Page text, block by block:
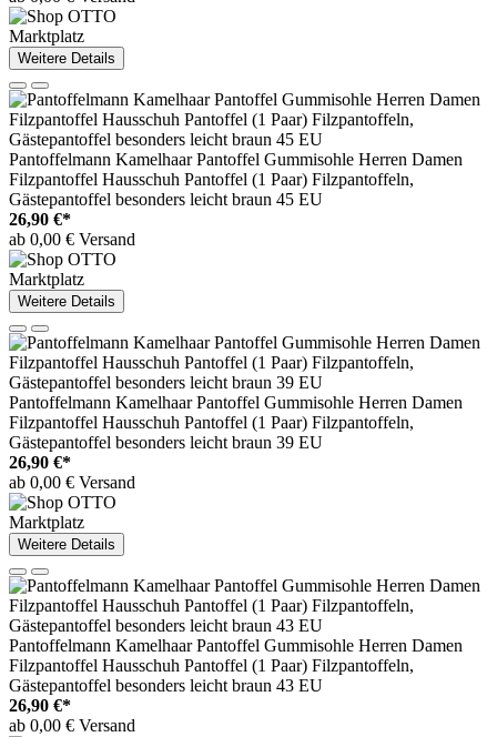
Marktplatz
Weitere Details
Pantoffelmann Kamelhaar Pantoffel Gummisohle Herren Damen
Filzpantoffel Hausschuh Pantoffel (1 Paar) Filzpantoffeln,
Gästepantoffel besonders leicht braun 45 EU
26,90 €*
ab 0,00 € Versand
Marktplatz
Weitere Details
Pantoffelmann Kamelhaar Pantoffel Gummisohle Herren Damen
Filzpantoffel Hausschuh Pantoffel (1 Paar) Filzpantoffeln,
Gästepantoffel besonders leicht braun 39 EU
26,90 €*
ab 0,00 € Versand
Marktplatz
Weitere Details
Pantoffelmann Kamelhaar Pantoffel Gummisohle Herren Damen
Filzpantoffel Hausschuh Pantoffel (1 Paar) Filzpantoffeln,
Gästepantoffel besonders leicht braun 43 EU
26,90 €*
ab 0,00 € Versand